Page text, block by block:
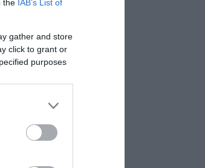
the IAB’s List of
gather and store
click to grant or
purposes